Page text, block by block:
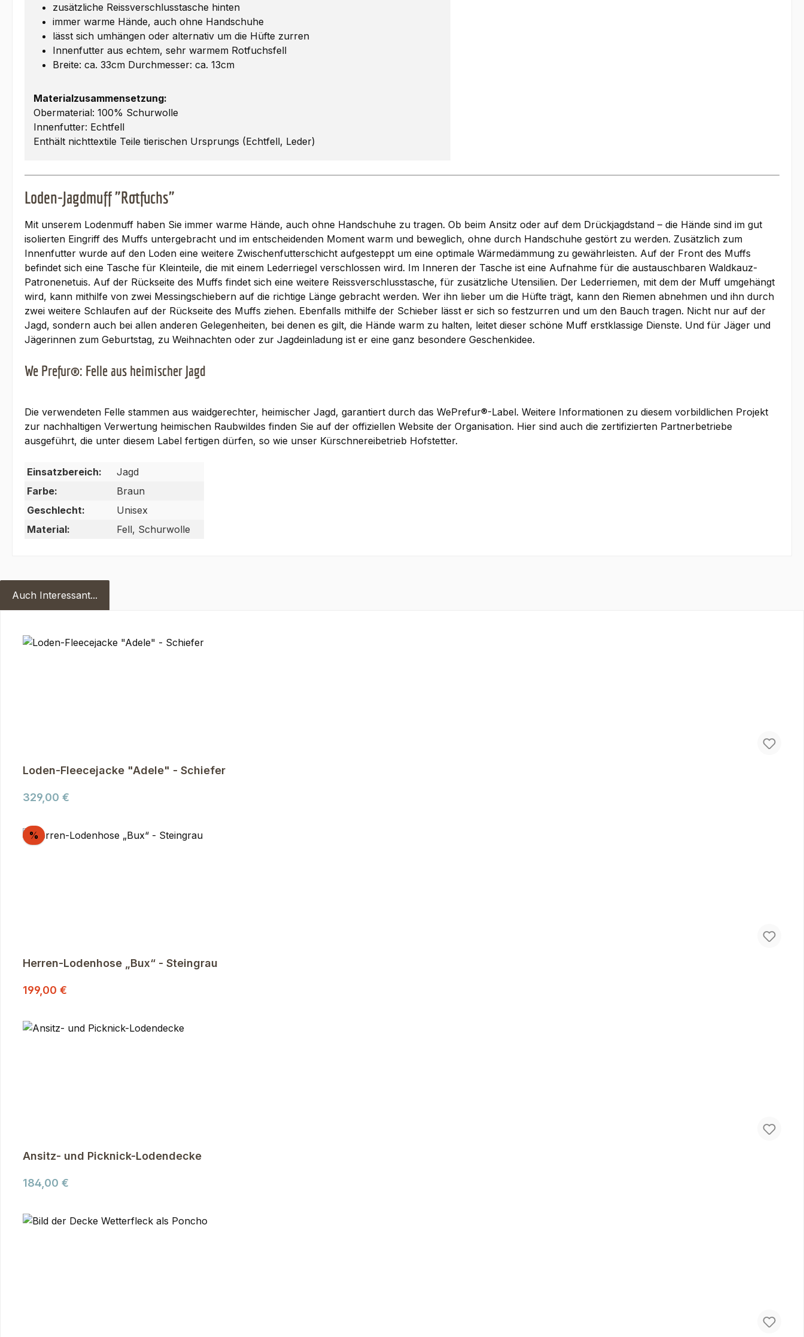
zusätzliche Reissverschlusstasche hinten
immer warme Hände, auch ohne Handschuhe
lässt sich umhängen oder alternativ um die Hüfte zurren
Innenfutter aus echtem, sehr warmem Rotfuchsfell
Breite: ca. 33cm Durchmesser: ca. 13cm
Materialzusammensetzung:
Obermaterial: 100% Schurwolle
Innenfutter: Echtfell
Enthält nichttextile Teile tierischen Ursprungs (Echtfell, Leder)
Loden-Jagdmuff "Rotfuchs"
Mit unserem Lodenmuff haben Sie immer warme Hände, auch ohne Handschuhe zu tragen. Ob beim Ansitz oder auf dem Drückjagdstand – die Hände sind im gut
isolierten Eingriff des Muffs untergebracht und im entscheidenden Moment warm und beweglich, ohne durch Handschuhe gestört zu werden. Zusätzlich zum
Innenfutter wurde auf den Loden eine weitere Zwischenfutterschicht aufgesteppt um eine optimale Wärmedämmung zu gewährleisten. Auf der Front des Muffs
befindet sich eine Tasche für Kleinteile, die mit einem Lederriegel verschlossen wird. Im Inneren der Tasche ist eine Aufnahme für die austauschbaren Waldkauz-
Patronenetuis. Auf der Rückseite des Muffs findet sich eine weitere Reissverschlusstasche, für zusätzliche Utensilien. Der Lederriemen, mit dem der Muff umgehängt
wird, kann mithilfe von zwei Messingschiebern auf die richtige Länge gebracht werden. Wer ihn lieber um die Hüfte trägt, kann den Riemen abnehmen und ihn durch
zwei weitere Schlaufen auf der Rückseite des Muffs ziehen. Ebenfalls mithilfe der Schieber lässt er sich so festzurren und um den Bauch tragen. Nicht nur auf der
Jagd, sondern auch bei allen anderen Gelegenheiten, bei denen es gilt, die Hände warm zu halten, leitet dieser schöne Muff erstklassige Dienste. Und für Jäger und
Jägerinnen zum Geburtstag, zu Weihnachten oder zur Jagdeinladung ist er eine ganz besondere Geschenkidee.
We Prefur®: Felle aus heimischer Jagd
Die verwendeten Felle stammen aus waidgerechter, heimischer Jagd, garantiert durch das WePrefur®-Label. Weitere Informationen zu diesem vorbildlichen Projekt
zur nachhaltigen Verwertung heimischen Raubwildes finden Sie auf der offiziellen Website der Organisation. Hier sind auch die zertifizierten Partnerbetriebe
ausgeführt, die unter diesem Label fertigen dürfen, so wie unser Kürschnereibetrieb Hofstetter.
Einsatzbereich:
Jagd
Farbe:
Braun
Geschlecht:
Unisex
Material:
Fell, Schurwolle
Auch Interessant...
Loden-Fleecejacke "Adele" - Schiefer
Regulärer Preis:
329,00 €
% Rabatt
Herren-Lodenhose „Bux“ - Steingrau
Verkaufspreis:
199,00 €
Ansitz- und Picknick-Lodendecke
Regulärer Preis:
184,00 €